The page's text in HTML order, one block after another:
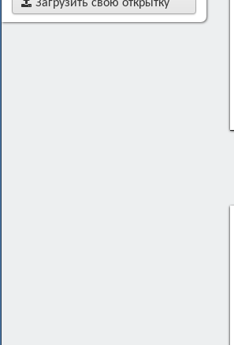
 Загрузить свою открытку